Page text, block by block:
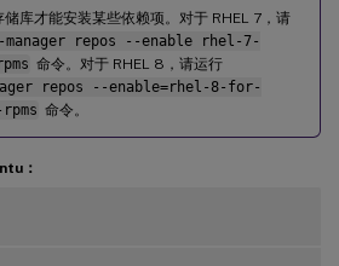
库才能安装某些依赖项。对于 RHEL 7，请
repos --enable rhel-7-
命令。对于 RHEL 8，请运行
repos --enable=rhel-8-for-
命令。
：